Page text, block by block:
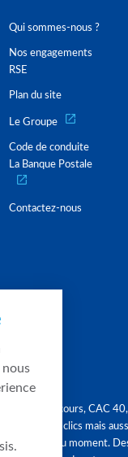
Qui sommes-nous ?
Nos engagements
RSE
Plan du site
Le Groupe
Code de conduite
La Banque Postale
Contactez-nous
Graphique, cours, CAC
en quelques clics mais
tendances du moment.